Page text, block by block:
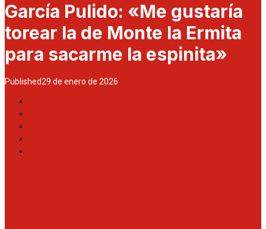
García Pulido: «Me gustaría
torear la de Monte la Ermita
para sacarme la espinita»
Published29 de enero de 2026